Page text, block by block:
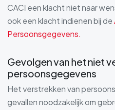
CACI een klacht niet naar
ook een klacht indienen bij de
Persoonsgegevens.
Gevolgen van het niet
persoonsgegevens
Het verstrekken van
gevallen noodzakelijk om